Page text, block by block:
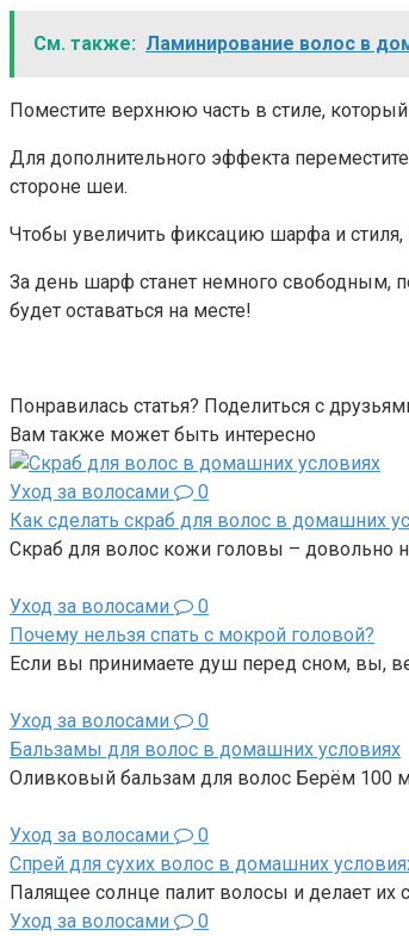
См. также: Ламинирование волос в
Поместите верхнюю часть в стиле,
Для дополнительного эффекта
стороне шеи.
Чтобы увеличить фиксацию шарфа и стиля,
За день шарф станет немного свободным,
будет оставаться на месте!
Понравилась статья? Поделиться с
Вам также может быть интересно
Уход за волосами
0
Как сделать скраб для волос в домашних
Скраб для волос кожи головы – довольно
Уход за волосами
0
Почему нельзя спать с мокрой головой?
Если вы принимаете душ перед сном, вы,
Уход за волосами
0
Бальзамы для волос в домашних условиях
Оливковый бальзам для волос Берём 100
Уход за волосами
0
Спрей для сухих волос в домашних
Палящее солнце палит волосы и делает
Уход за волосами
0